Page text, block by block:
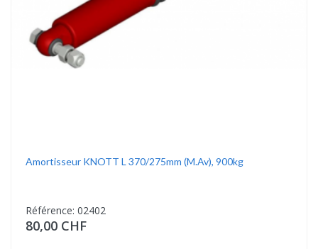
Amortisseur KNOTT L 370/275mm (m.av), 900kg
Référence: 02402
80,00 CHF